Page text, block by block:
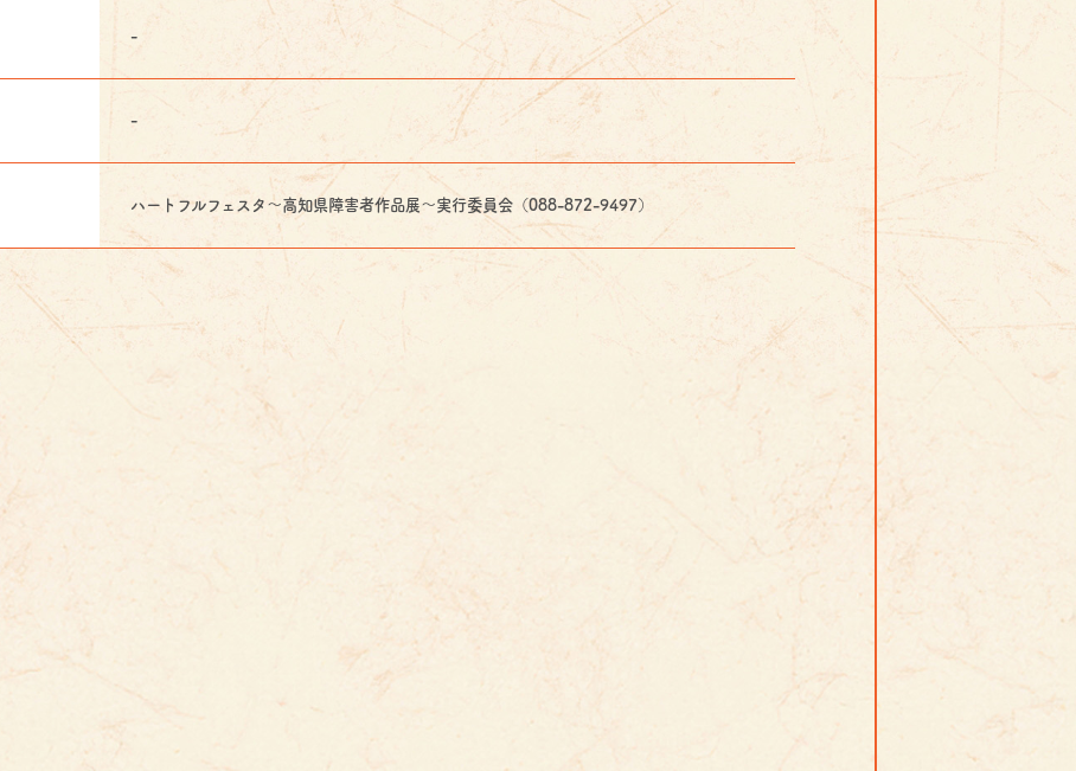
-
-
ハートフルフェスタ～高知県障害者作品展～実行委員会（088-872-9497）